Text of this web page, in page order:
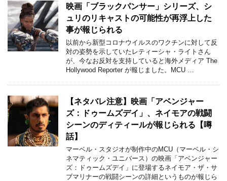
映画「ブラックパンサー」シリーズ、シ
ュリのリキャストの可能性が再浮上した
事が報じられる
以前から新型コロナウイルスのワクチンに対して反
対の姿勢を示していたレティーシャ・ライトさん
が、今なお反対を支持していると海外メディア The
Hollywood Reporter が報じました。MCU …
【ネタバレ注意】映画「アベンジャー
ズ：ドゥームズデイ」、ネイモアの戦闘
シーンのディティールが報じられる【噂
話】
マーベル・スタジオが制作中のMCU（マーベル・シ
ネマティック・ユニバース）の映画「アベンジャー
ズ：ドゥームズデイ」に登場するネイモア・ザ・サ
ブマリナーの戦闘シーンの詳細というものが報じら